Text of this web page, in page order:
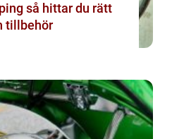
rätt
tillbehör